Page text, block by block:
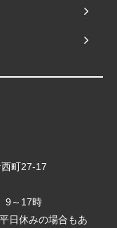
町27-17
9～17時
日休みの場合もあ